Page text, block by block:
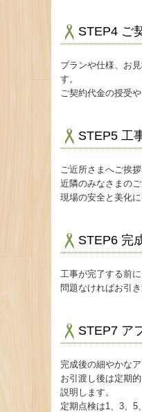
STEP4 ご
プランや仕様、お
す。
ご契約代金の授受
STEP5 工
ご近所さまへご挨
近隣のみなさまの
現場の安全と美化
STEP6 完
工事が完了する前
問題なければお引
STEP7 ア
完成後の細やかな
お引渡し後は定期
説明します。
定期点検は1、3、5